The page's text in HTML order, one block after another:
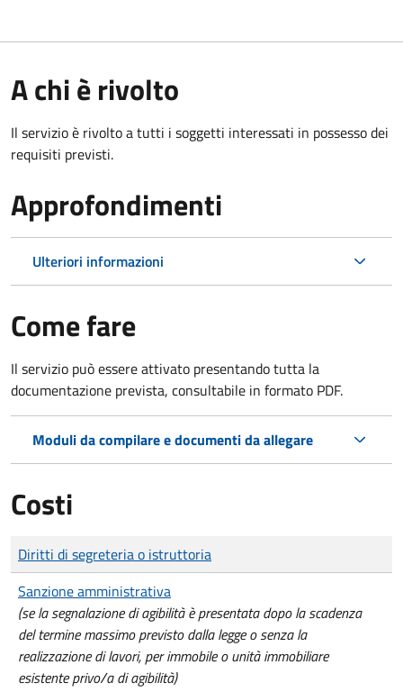
A chi è rivolto
Il servizio è rivolto a tutti i soggetti interessati in possesso dei
requisiti previsti.
Approfondimenti
Ulteriori informazioni
Come fare
Il servizio può essere attivato presentando tutta la
documentazione prevista, consultabile in formato PDF.
Moduli da compilare e documenti da allegare
Costi
Tipo di pagamento
Importo
Diritti di segreteria o istruttoria
Sanzione amministrativa
(se la segnalazione di agibilità è presentata dopo la scadenza
del termine massimo previsto dalla legge o senza la
realizzazione di lavori, per immobile o unità immobiliare
esistente privo/a di agibilità)